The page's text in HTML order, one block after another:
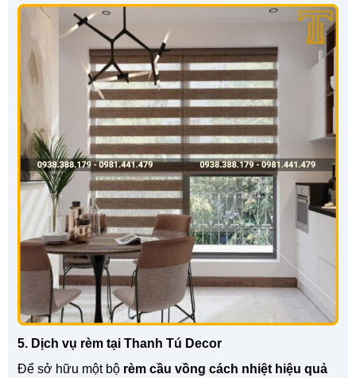
5. Dịch vụ rèm tại Thanh Tú Decor
Để sở hữu một bộ rèm cầu vồng cách nhiệt hiệu quả